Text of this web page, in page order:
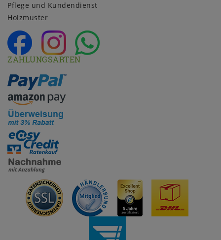
Pflege und Kundendienst
Holzmuster
ZAHLUNGSARTEN